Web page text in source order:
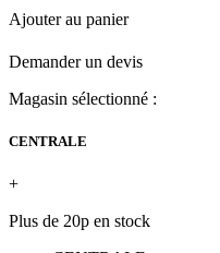
Ajouter au panier
Demander un devis
Magasin sélectionné :
CENTRALE
+
Plus de 20p en stock